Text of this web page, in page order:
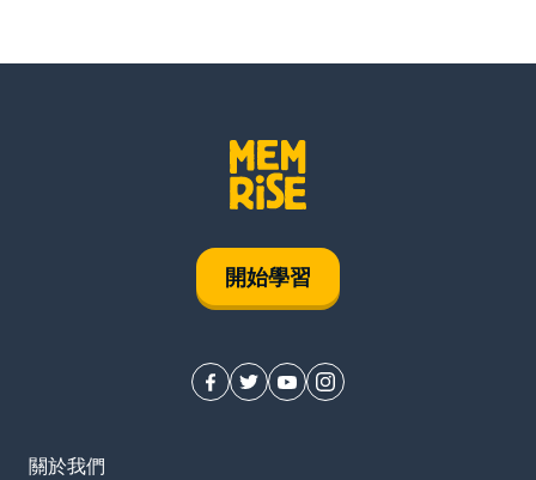
開始學習
關於我們